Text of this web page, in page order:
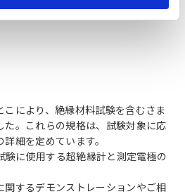
により、絶縁材料試験を含むさま
た。これらの規格は、試験対象に応
細を定めています。
に使用する超絶縁計と測定電極の
関するデモンストレーションやご相